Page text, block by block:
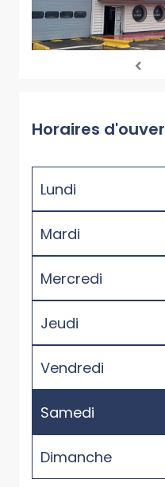
Horaires
Lundi
Mardi
Mercredi
Jeudi
Vendredi
Samedi
Dimanche